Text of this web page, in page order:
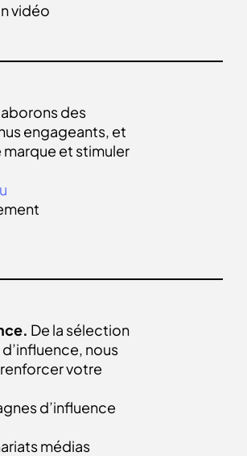
vidéo
des
engageants, et
et stimuler
De la sélection
nous
votre
d’influence
médias